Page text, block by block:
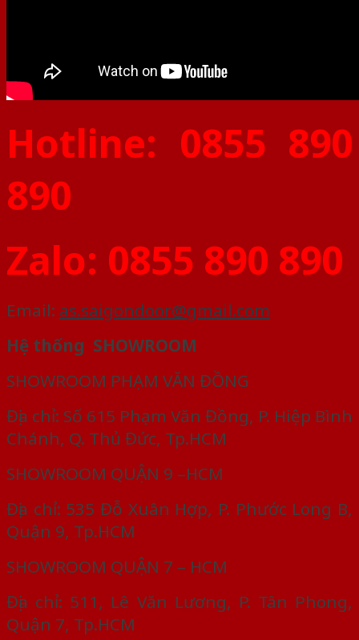
Hotline: 0855 890
890
Zalo: 0855 890 890
Email: as.saigondoor@gmail.com
Hệ thống SHOWROOM
SHOWROOM PHẠM VĂN ĐỒNG
Địa chỉ: Số 615 Phạm Văn Đồng, P. Hiệp Bình
Chánh, Q. Thủ Đức, Tp.HCM
SHOWROOM QUẬN 9 –HCM
Địa chỉ: 535 Đỗ Xuân Hợp, P. Phước Long B,
Quận 9, Tp.HCM
SHOWROOM QUẬN 7 – HCM
Địa chỉ: 511, Lê Văn Lương, P. Tân Phong,
Quận 7, Tp.HCM